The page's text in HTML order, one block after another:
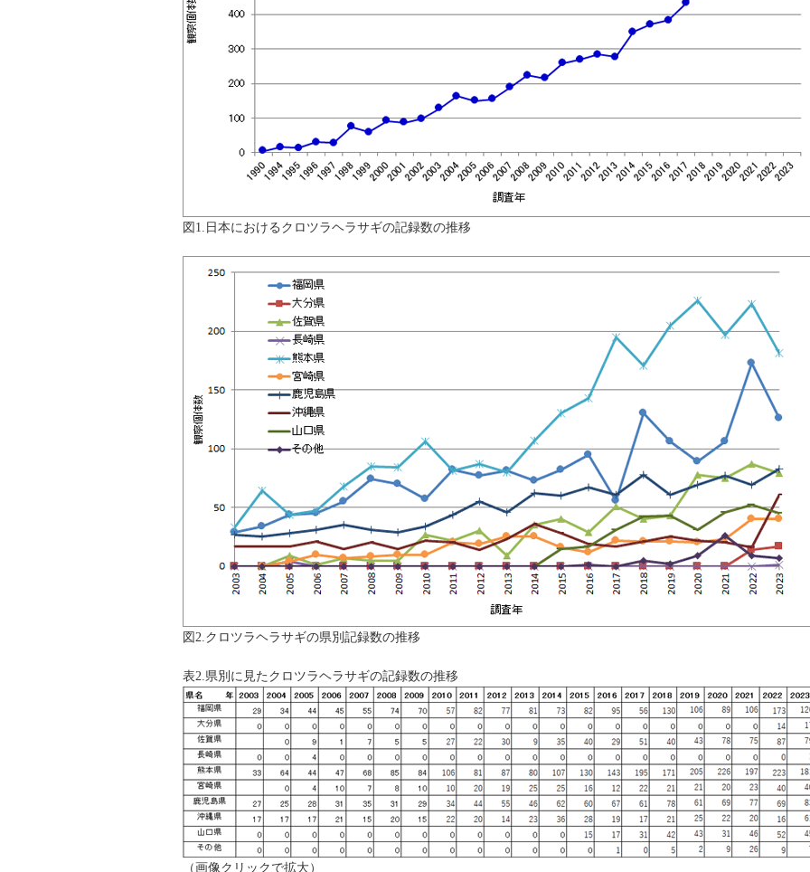
図1.日本におけるクロツラヘラサギの記録数の推移
図2.クロツラヘラサギの県別記録数の推移
表2.県別に見たクロツラヘラサギの記録数の推移
（画像クリックで拡大）